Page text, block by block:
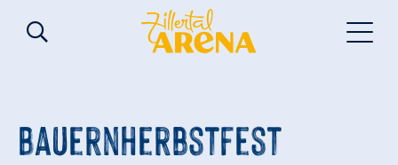
Bauernherbstfest